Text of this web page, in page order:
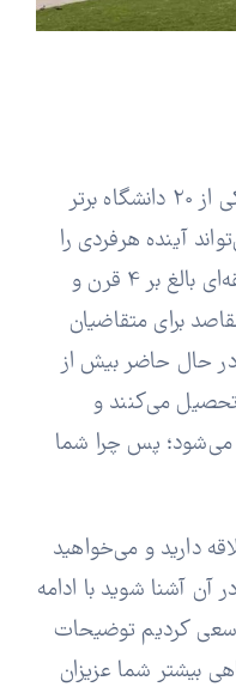
آیا می‌دانستید دانشگاه ادینبرو یکی از 20 دانشگاه برتر
آینده هرفردی را
تضمین کند؟ این دانشگاه با سابقه‌ای بالغ بر 4 قرن و
برای متقاضیان
حال حاضر بیش از
تحصیل می‌کنند و
می‌شود؛ پس چرا شما
دارید و می‌خواهید
آن آشنا شوید با ادامه
سعی کردیم توضیحات
بیشتر شما عزیزان